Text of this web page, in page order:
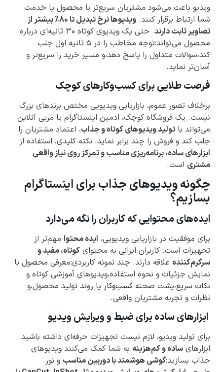
ویدیو باعث می‌شود مشتریان سریع‌تر با محصول یا خدمت
شما ارتباط برقرار کنند.
ویدیوها نرخ تبدیل تا ۸۰٪ بیشتر از
تصاویر ثابت دارند
. حتی یک ویدیوی کوتاه ۳۰ ثانیه‌ای درباره
محصول می‌تواند:توجه مخاطب را در ۵ ثانیه اول جلب
کند،سوالات متداول را پاسخ دهد،و مسیر خرید را سریع‌تر و
آسان‌تر نماید.
فرصت طلایی برای کسب‌وکارهای کوچک
برخلاف تصور عموم، بازاریابی ویدیویی مختص برندهای بزرگ
نیست. یک فروشگاه کوچک، ادمین اینستاگرام یا مربی آنلاین
می‌تواند با تولید ویدیوهای کوتاه و جذاب، اعتماد مشتریان را
جلب کند و فروش را چند برابر نماید. نکته کلیدی، استفاده از
ابزارهای ساده، برنامه‌ریزی مناسب و تمرکز روی نیاز واقعی
مشتری است.
چگونه ویدیوهای جذاب برای اینستاگرام
بسازیم؟
ایده‌های محتوایی که کاربران را نگه می‌دارد
برای موفقیت در بازاریابی ویدیویی، ایده محتوا مهم‌تر از
تجهیزات است. کاربران ایرانی به محتوای کوتاه، مفید و
سرگرم‌کننده علاقه دارند. چند نمونه کاربردی:معرفی محصول با
نمایش جزئیات و نحوه استفاده،ویدیوهای آموزشی کوتاه و
نکات سریع،پشت صحنه کسب‌وکار یا روند تولید محصول،و
نظرات و تجربه مشتریان واقعی.
ابزارهای ساده برای ضبط و ویرایش ویدیو
برای تولید ویدیو، لازم نیست تجهیزات حرفه‌ای داشته باشید.
ابزارهای ساده و کم‌هزینه به شما کمک می‌کنند ویدیوهای
جذاب بسازید:گوشی هوشمند با دوربین مناسب و نور